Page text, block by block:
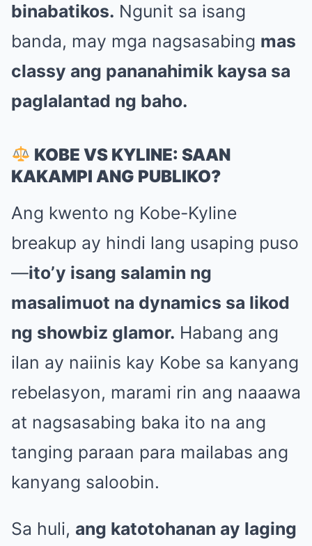
binabatikos. Ngunit sa isang
banda, may mga nagsasabing mas
classy ang pananahimik kaysa sa
paglalantad ng baho.
KOBE VS KYLINE: SAAN
KAKAMPI ANG PUBLIKO?
Ang kwento ng Kobe-Kyline
breakup ay hindi lang usaping puso
—ito’y isang salamin ng
masalimuot na dynamics sa likod
ng showbiz glamor. Habang ang
ilan ay naiinis kay Kobe sa kanyang
rebelasyon, marami rin ang naaawa
at nagsasabing baka ito na ang
tanging paraan para mailabas ang
kanyang saloobin.
Sa huli, ang katotohanan ay laging